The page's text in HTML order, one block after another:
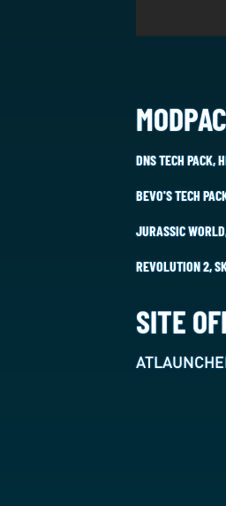
DNS TECH PACK,
BEVO'S TECH
JURASSIC
REVOLUTION 2,
SITE